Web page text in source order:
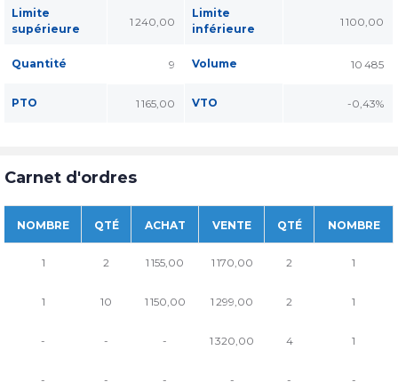
Limite
supérieure
1 240,00
Limite
inférieure
1 100,00
Quantité 9 Volume 10 485
PTO 1 165,00 VTO -0,43%
Carnet d'ordres
NOMBRE QTÉ ACHAT
1 2 1 155,00
1 10 1 150,00
- - -
VENTE QTÉ NOMBRE
1 170,00 2 1
1 299,00 2 1
1 320,00 4 1